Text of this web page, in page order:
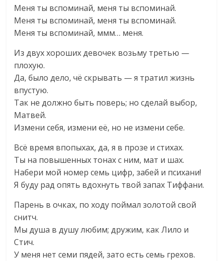
Меня ты вспоминай, меня ты вспоминай.
Меня ты вспоминай, меня ты вспоминай.
Меня ты вспоминай, ммм… меня.
Из двух хороших девочек возьму третью —
плохую.
Да, было дело, чё скрывать — я тратил жизнь
впустую.
Так не должно быть поверь; но сделай выбор,
Матвей.
Измени себя, измени её, но не измени себе.
Всё время впопыхах, да, я в прозе и стихах.
Ты на повышенных тонах с ним, мат и шах.
Набери мой номер семь цифр, забей и психани!
Я буду рад опять вдохнуть твой запах Тиффани.
Парень в очках, по ходу поймал золотой свой
снитч.
Мы душа в душу любим; дружим, как Лило и
Стич.
У меня нет семи пядей, зато есть семь грехов.